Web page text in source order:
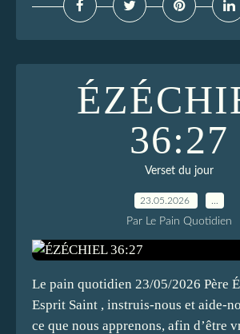
36:27
Verset du jour
23.05.2026
Par Le Pain Quotidien
Le pain quotidien 23/05/2026 Père
Esprit Saint , instruis-nous et aide-
ce que nous apprenons, afin d’être